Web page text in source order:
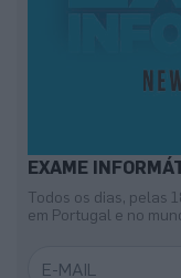
EXAME
Todos os dias, pelas
em Portugal e no